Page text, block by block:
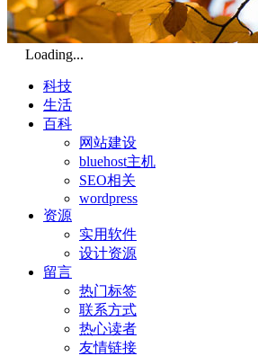
Loading...
科技
生活
百科
网站建设
bluehost主机
SEO相关
wordpress
资源
实用软件
设计资源
留言
热门标签
联系方式
热心读者
友情链接